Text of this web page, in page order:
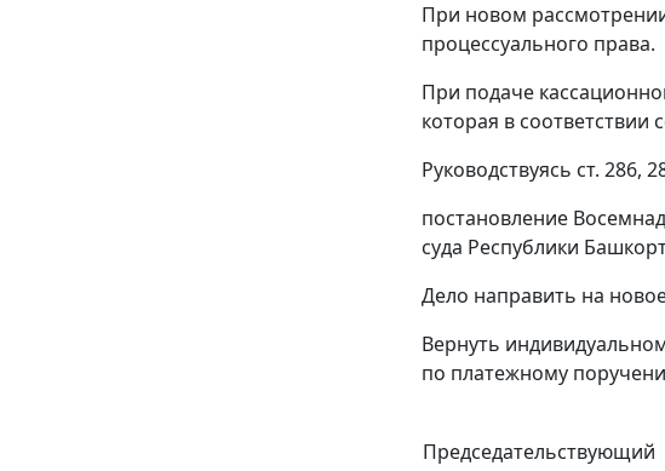
При новом
процессуального права.
При подаче
которая в соответствии
Руководствуясь ст. 286,
постановление
суда Республики
Дело направить на
Вернуть
по платежному
Председательствующий